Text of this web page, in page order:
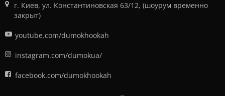
г. Киев, ул. Константиновская 63/12, (шоурум временно
закрыт)
youtube.com/dumokhookah
instagram.com/dumokua/
facebook.com/dumokhookah